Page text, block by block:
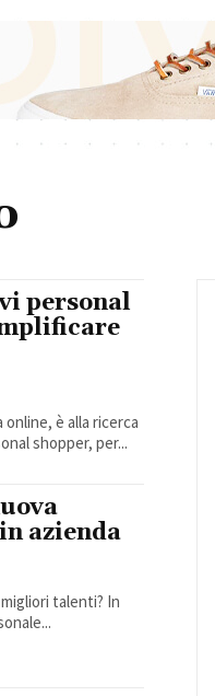
personal
è alla ricerca
di nuove figure da inserire nella sua squadra di personal shopper, per...
azienda
talenti? In